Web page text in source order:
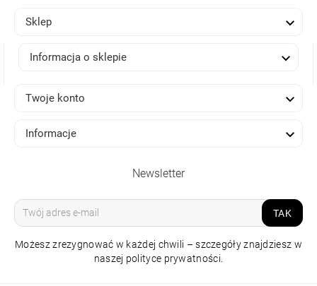
Sklep 
Informacja o sklepie 
Twoje konto 
Informacje 
Newsletter
TAK
Możesz zrezygnować w każdej chwili – szczegóły znajdziesz w
naszej polityce prywatności.